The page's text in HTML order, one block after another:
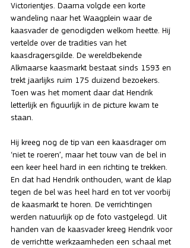
Victorientjes. Daarna volgde een korte
wandeling naar het Waagplein waar de
kaasvader de genodigden welkom heette. Hij
vertelde over de tradities van het
kaasdragersgilde. De wereldbekende
Alkmaarse kaasmarkt bestaat sinds 1593 en
trekt jaarlijks ruim 175 duizend bezoekers.
Toen was het moment daar dat Hendrik
letterlijk en figuurlijk in de picture kwam te
staan.
Hij kreeg nog de tip van een kaasdrager om
‘niet te roeren’, maar het touw van de bel in
een keer heel hard in een richting te trekken.
En dat had Hendrik onthouden, want de klap
tegen de bel was heel hard en tot ver voorbij
de kaasmarkt te horen. De verrichtingen
werden natuurlijk op de foto vastgelegd. Uit
handen van de kaasvader kreeg Hendrik voor
de verrichtte werkzaamheden een schaal met